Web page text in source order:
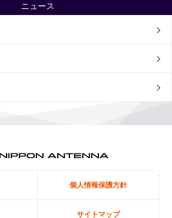
ニュース
個人情報保護方針
サイトマップ